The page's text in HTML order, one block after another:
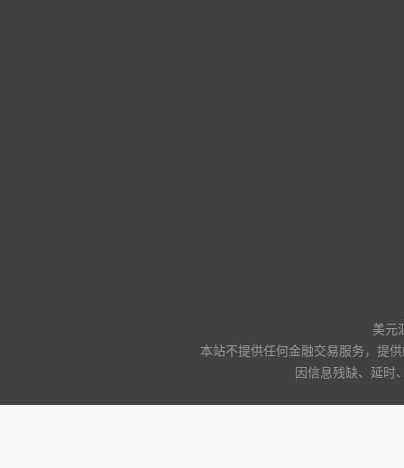
美元
本站不提供任何金融交易服务，提
因信息残缺、延时